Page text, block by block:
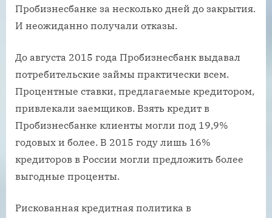
Пробизнесбанке за несколько дней до закрытия.
И неожиданно получали отказы.
До августа 2015 года Пробизнесбанк выдавал
потребительские займы практически всем.
Процентные ставки, предлагаемые кредитором,
привлекали заемщиков. Взять кредит в
Пробизнесбанке клиенты могли под 19,9%
годовых и более. В 2015 году лишь 16%
кредиторов в России могли предложить более
выгодные проценты.
Рискованная кредитная политика в